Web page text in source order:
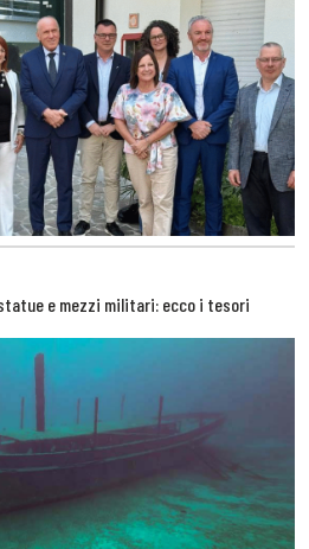
e mezzi militari: ecco i tesori